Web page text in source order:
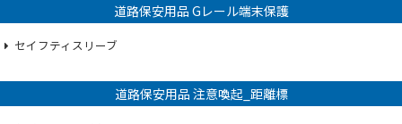
道路保安用品 Gレール端末保護
セイフティスリーブ
道路保安用品 注意喚起_距離標